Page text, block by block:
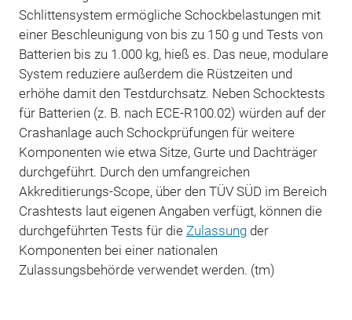
Schlittensystem ermögliche Schockbelastungen mit
einer Beschleunigung von bis zu 150 g und Tests von
Batterien bis zu 1.000 kg, hieß es. Das neue, modulare
System reduziere außerdem die Rüstzeiten und
erhöhe damit den Testdurchsatz. Neben Schocktests
für Batterien (z. B. nach ECE-R100.02) würden auf der
Crashanlage auch Schockprüfungen für weitere
Komponenten wie etwa Sitze, Gurte und Dachträger
durchgeführt. Durch den umfangreichen
Akkreditierungs-Scope, über den TÜV SÜD im Bereich
Crashtests laut eigenen Angaben verfügt, können die
durchgeführten Tests für die Zulassungder
Komponenten bei einer nationalen
Zulassungsbehörde verwendet werden. (tm)